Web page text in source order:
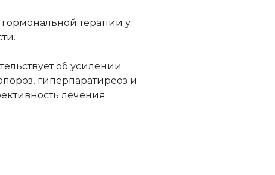
терапии у
об усилении
гиперпаратиреоз и
лечения